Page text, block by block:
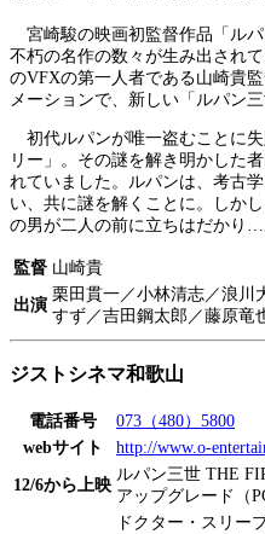
宮崎駿の映画初監督作品「ルパ
不朽の名作の数々が生み出され
のVFXの第一人者である山崎貴
メーションで、新しい「ルパン
初代ルパンが唯一盗むことに
リー」。その謎を解き明かした
れていました。ルパンは、考古
い、共に謎を解くことに。しか
の男が二人の前に立ちはだかり…
監督 山崎貴
出演
栗田貫一／小林清志／浪川
すず／吉田鋼太郎／藤原竜
ジストシネマ和歌山
電話番号
073（480）5800
webサイト
http://www.o-
12/6から上映
ルパン三世 THE
アップグレード（
ドクター・スリー